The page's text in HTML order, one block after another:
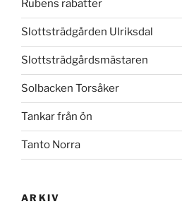
Rubens rabatter
Slottsträdgården Ulriksdal
Slottsträdgårdsmästaren
Solbacken Torsåker
Tankar från ön
Tanto Norra
ARKIV